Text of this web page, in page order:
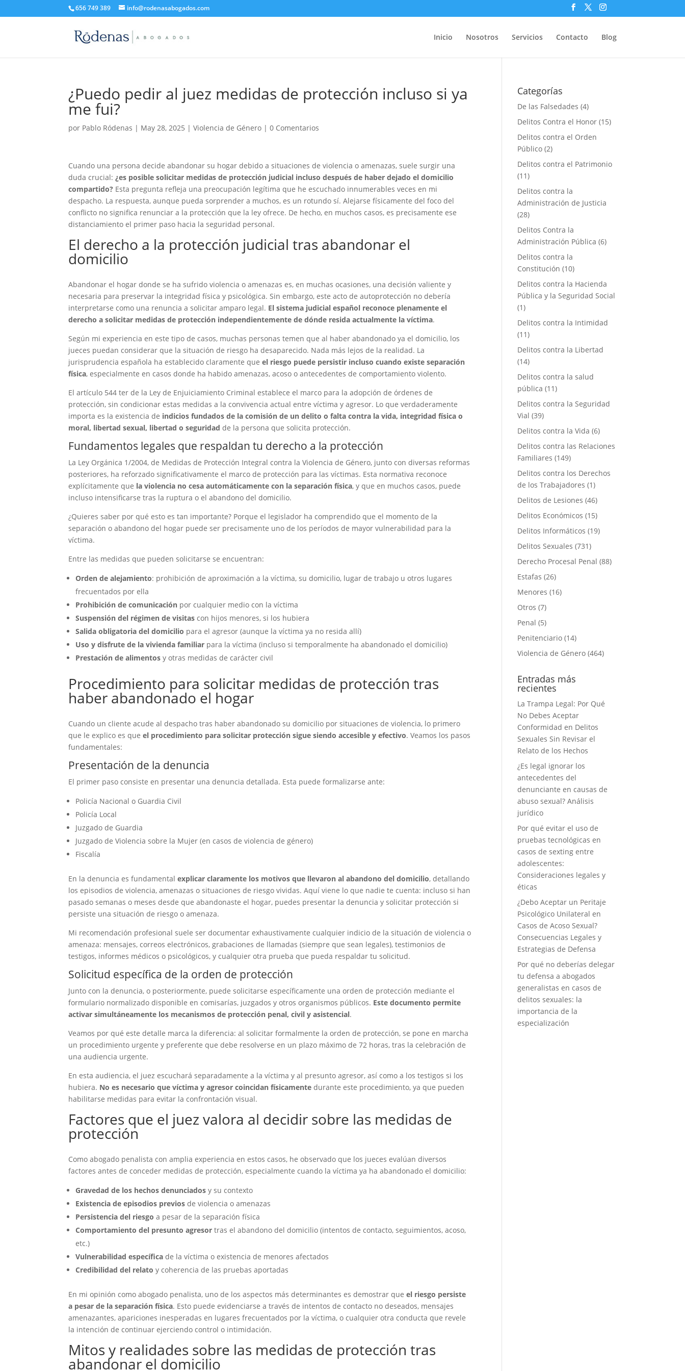
656 749 389 info@rodenasabogados.com
Inicio Nosotros Servicios Contacto Blog
¿Puedo pedir al juez medidas de protección incluso si ya
me fui?
por Pablo Ródenas | May 28, 2025 |Violencia de Género |0 Comentarios
Cuando una persona decide abandonar su hogar debido a situaciones de violencia o amenazas, suele surgir una
duda crucial:¿es posible solicitar medidas de protección judicial incluso después de haber dejado el domicilio
compartido? Esta pregunta refleja una preocupación legítima que he escuchado innumerables veces en mi
despacho. La respuesta, aunque pueda sorprender a muchos, es un rotundo sí. Alejarse físicamente del foco del
conflicto no significa renunciar a la protección que la ley ofrece. De hecho, en muchos casos, es precisamente ese
distanciamiento el primer paso hacia la seguridad personal.
El derecho a la protección judicial tras abandonar el
domicilio
Abandonar el hogar donde se ha sufrido violencia o amenazas es, en muchas ocasiones, una decisión valiente y
necesaria para preservar la integridad física y psicológica. Sin embargo, este acto de autoprotección no debería
interpretarse como una renuncia a solicitar amparo legal. El sistema judicial español reconoce plenamente el
derecho a solicitar medidas de protección independientemente de dónde resida actualmente la víctima.
Según mi experiencia en este tipo de casos, muchas personas temen que al haber abandonado ya el domicilio, los
jueces puedan considerar que la situación de riesgo ha desaparecido. Nada más lejos de la realidad. La
jurisprudencia española ha establecido claramente queel riesgo puede persistir incluso cuando existe separación
física, especialmente en casos donde ha habido amenazas, acoso o antecedentes de comportamiento violento.
El artículo 544 ter de la Ley de Enjuiciamiento Criminal establece el marco para la adopción de órdenes de
protección, sin condicionar estas medidas a la convivencia actual entre víctima y agresor. Lo que verdaderamente
importa es la existencia de indicios fundados de la comisión de un delito o falta contra la vida, integridad física o
moral, libertad sexual, libertad o seguridad de la persona que solicita protección.
Fundamentos legales que respaldan tu derecho a la protección
La Ley Orgánica 1/2004, de Medidas de Protección Integral contra la Violencia de Género, junto con diversas reformas
posteriores, ha reforzado significativamente el marco de protección para las víctimas. Esta normativa reconoce
explícitamente que la violencia no cesa automáticamente con la separación física, y que en muchos casos, puede
incluso intensificarse tras la ruptura o el abandono del domicilio.
¿Quieres saber por qué esto es tan importante? Porque el legislador ha comprendido que el momento de la
separación o abandono del hogar puede ser precisamente uno de los períodos de mayor vulnerabilidad para la
víctima.
Entre las medidas que pueden solicitarse se encuentran:
Orden de alejamiento: prohibición de aproximación a la víctima, su domicilio, lugar de trabajo u otros lugares
frecuentados por ella
Prohibición de comunicación por cualquier medio con la víctima
Suspensión del régimen de visitas con hijos menores, si los hubiera
Salida obligatoria del domicilio para el agresor (aunque la víctima ya no resida allí)
Uso y disfrute de la vivienda familiar para la víctima (incluso si temporalmente ha abandonado el domicilio)
Prestación de alimentos y otras medidas de carácter civil
Procedimiento para solicitar medidas de protección tras
haber abandonado el hogar
Cuando un cliente acude al despacho tras haber abandonado su domicilio por situaciones de violencia, lo primero
que le explico es queel procedimiento para solicitar protección sigue siendo accesible y efectivo. Veamos los pasos
fundamentales:
Presentación de la denuncia
El primer paso consiste en presentar una denuncia detallada. Esta puede formalizarse ante:
Policía Nacional o Guardia Civil
Policía Local
Juzgado de Guardia
Juzgado de Violencia sobre la Mujer (en casos de violencia de género)
Fiscalía
En la denuncia es fundamentalexplicar claramente los motivos que llevaron al abandono del domicilio, detallando
los episodios de violencia, amenazas o situaciones de riesgo vividas. Aquí viene lo que nadie te cuenta: incluso si han
pasado semanas o meses desde que abandonaste el hogar, puedes presentar la denuncia y solicitar protección si
persiste una situación de riesgo o amenaza.
Mi recomendación profesional suele ser documentar exhaustivamente cualquier indicio de la situación de violencia o
amenaza: mensajes, correos electrónicos, grabaciones de llamadas (siempre que sean legales), testimonios de
testigos, informes médicos o psicológicos, y cualquier otra prueba que pueda respaldar tu solicitud.
Solicitud específica de la orden de protección
Junto con la denuncia, o posteriormente, puede solicitarse específicamente una orden de protección mediante el
formulario normalizado disponible en comisarías, juzgados y otros organismos públicos. Este documento permite
activar simultáneamente los mecanismos de protección penal, civil y asistencial.
Veamos por qué este detalle marca la diferencia: al solicitar formalmente la orden de protección, se pone en marcha
un procedimiento urgente y preferente que debe resolverse en un plazo máximo de 72 horas, tras la celebración de
una audiencia urgente.
En esta audiencia, el juez escuchará separadamente a la víctima y al presunto agresor, así como a los testigos si los
hubiera. No es necesario que víctima y agresor coincidan físicamente durante este procedimiento, ya que pueden
habilitarse medidas para evitar la confrontación visual.
Factores que el juez valora al decidir sobre las medidas de
protección
Como abogado penalista con amplia experiencia en estos casos, he observado que los jueces evalúan diversos
factores antes de conceder medidas de protección, especialmente cuando la víctima ya ha abandonado el domicilio:
Gravedad de los hechos denunciados y su contexto
Existencia de episodios previos de violencia o amenazas
Persistencia del riesgo a pesar de la separación física
Comportamiento del presunto agresor tras el abandono del domicilio (intentos de contacto, seguimientos, acoso,
etc.)
Vulnerabilidad específica de la víctima o existencia de menores afectados
Credibilidad del relato y coherencia de las pruebas aportadas
En mi opinión como abogado penalista, uno de los aspectos más determinantes es demostrar queel riesgo persiste
a pesar de la separación física. Esto puede evidenciarse a través de intentos de contacto no deseados, mensajes
amenazantes, apariciones inesperadas en lugares frecuentados por la víctima, o cualquier otra conducta que revele
la intención de continuar ejerciendo control o intimidación.
Mitos y realidades sobre las medidas de protección tras
abandonar el domicilio
Categorías
De las Falsedades (4)
Delitos Contra el Honor (15)
Delitos contra el Orden
Público (2)
Delitos contra el Patrimonio
(11)
Delitos contra la
Administración de Justicia
(28)
Delitos Contra la
Administración Pública (6)
Delitos contra la
Constitución (10)
Delitos contra la Hacienda
Pública y la Seguridad Social
(1)
Delitos contra la Intimidad
(11)
Delitos contra la Libertad
(14)
Delitos contra la salud
pública (11)
Delitos contra la Seguridad
Vial (39)
Delitos contra la Vida (6)
Delitos contra las Relaciones
Familiares (149)
Delitos contra los Derechos
de los Trabajadores (1)
Delitos de Lesiones (46)
Delitos Económicos (15)
Delitos Informáticos (19)
Delitos Sexuales (731)
Derecho Procesal Penal (88)
Estafas (26)
Menores (16)
Otros (7)
Penal (5)
Penitenciario (14)
Violencia de Género (464)
Entradas más
recientes
La Trampa Legal: Por Qué
No Debes Aceptar
Conformidad en Delitos
Sexuales Sin Revisar el
Relato de los Hechos
¿Es legal ignorar los
antecedentes del
denunciante en causas de
abuso sexual? Análisis
jurídico
Por qué evitar el uso de
pruebas tecnológicas en
casos de sexting entre
adolescentes:
Consideraciones legales y
éticas
¿Debo Aceptar un Peritaje
Psicológico Unilateral en
Casos de Acoso Sexual?
Consecuencias Legales y
Estrategias de Defensa
Por qué no deberías delegar
tu defensa a abogados
generalistas en casos de
delitos sexuales: la
importancia de la
especialización